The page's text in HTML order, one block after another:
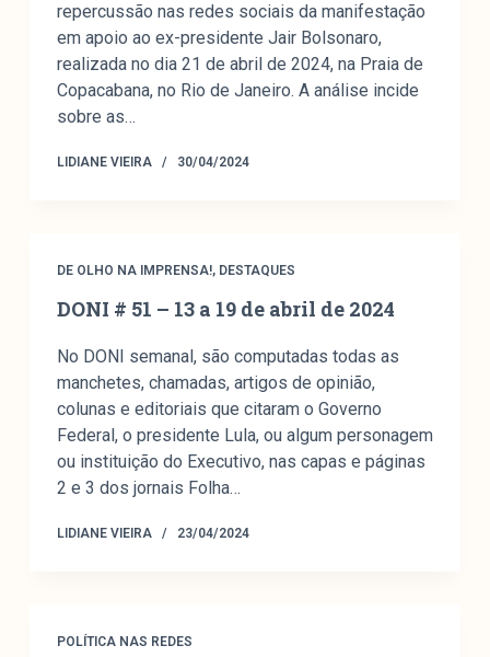
repercussão nas redes sociais da manifestação
em apoio ao ex-presidente Jair Bolsonaro,
realizada no dia 21 de abril de 2024, na Praia de
Copacabana, no Rio de Janeiro. A análise incide
sobre as…
LIDIANE VIEIRA 30/04/2024
DE OLHO NA IMPRENSA!, DESTAQUES
DONI # 51 – 13 a 19 de abril de 2024
No DONI semanal, são computadas todas as
manchetes, chamadas, artigos de opinião,
colunas e editoriais que citaram o Governo
Federal, o presidente Lula, ou algum personagem
ou instituição do Executivo, nas capas e páginas
2 e 3 dos jornais Folha…
LIDIANE VIEIRA 23/04/2024
POLÍTICA NAS REDES